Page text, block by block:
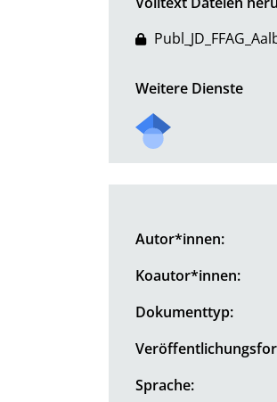
Weitere Dienste
Autor*innen:
Koautor*innen:
Dokumenttyp:
Sprache: